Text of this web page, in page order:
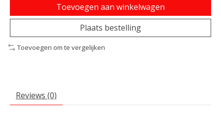
Toevoegen aan winkelwagen
Plaats bestelling
Toevoegen om te vergelijken
Reviews (0)